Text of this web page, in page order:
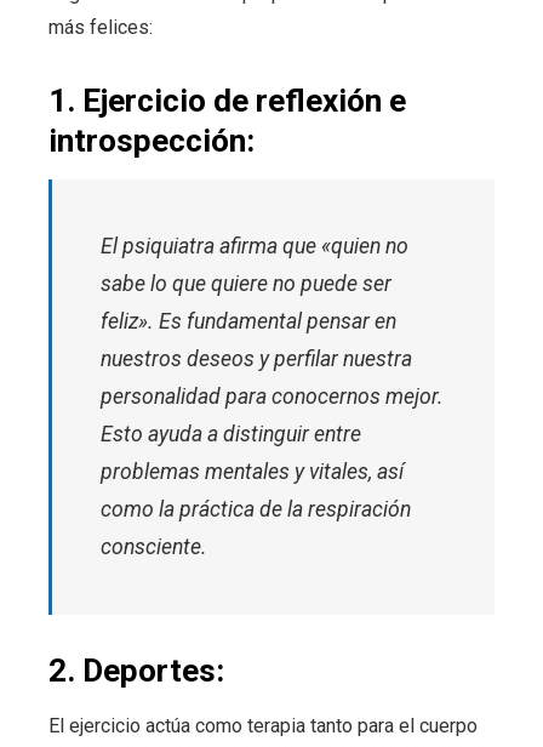
más felices:
1. Ejercicio de reflexión e
introspección:
El psiquiatra afirma que «quien no
sabe lo que quiere no puede ser
feliz». Es fundamental pensar en
nuestros deseos y perfilar nuestra
personalidad para conocernos mejor.
Esto ayuda a distinguir entre
problemas mentales y vitales, así
como la práctica de la respiración
consciente.
2. Deportes:
El ejercicio actúa como terapia tanto para el cuerpo